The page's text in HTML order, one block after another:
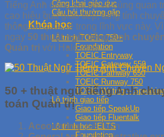
Công khai giáo dục
Câu hỏi thường gặp
Khóa học
Lộ trình TOEIC 750+
Foundation
TOEIC Entryway
TOEIC Gateway 550
TOEIC Pathway 650
TOEIC Runway 750
TOEIC Writing –
Lộ trình giao tiếp
Giao tiếp SpeakUp
Giao tiếp Fluentalk
Lộ trình học IELTS
Foundation
Tiếng Anh đóng vai trò vô cùng quan
cao hiệu quả giao tiếp, tăng tính
thông tin quốc tế trong lĩnh vực này.
ngay 50 thuật ngữ tiếng Anh
Quản trị với Halo nhé!
50 + thuật ngữ tiếng Anh
toán Quản trị
Accounting: Kế Toán